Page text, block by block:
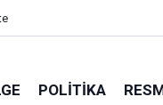
POLITIKA